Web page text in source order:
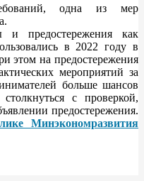
одна из мер
предостережения как
в 2022 году в
этом на предостережения
мероприятий за
больше шансов
с проверкой,
предостережения.
Минэкономразвития